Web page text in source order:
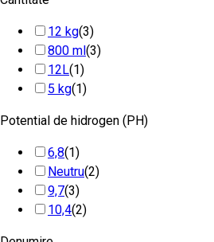
12 kg(3)
800 ml(3)
12L(1)
5 kg(1)
Potential de hidrogen (PH)
6,8(1)
Neutru(2)
9,7(3)
10,4(2)